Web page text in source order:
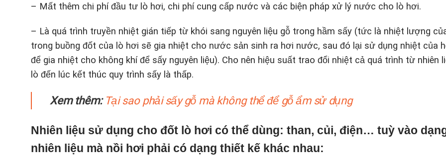
– Mất thêm chi phí đầu tư lò hơi, chi phí cung cấp nước và các biện pháp xử lý nước cho lò hơi.
– Là quá trình truyền nhiệt gián tiếp từ khói sang nguyên liệu gỗ trong hầm sấy (tức là nhiệt lượng
trong buồng đốt của lò hơi sẽ gia nhiệt cho nước sản sinh ra hơi nước, sau đó lại sử dụng nhiệt của
để gia nhiệt cho không khí để sấy nguyên liệu). Cho nên hiệu suất trao đổi nhiệt cả quá trình từ nhiên
lò đến lúc kết thúc quy trình sấy là thấp.
Xem thêm: Tại sao phải sấy gỗ mà không thể để gỗ ẩm sử dụng
Nhiên liệu sử dụng cho đốt lò hơi có thể dùng: than, củi, điện… tuỳ vào
nhiên liệu mà nồi hơi phải có dạng thiết kế khác nhau: